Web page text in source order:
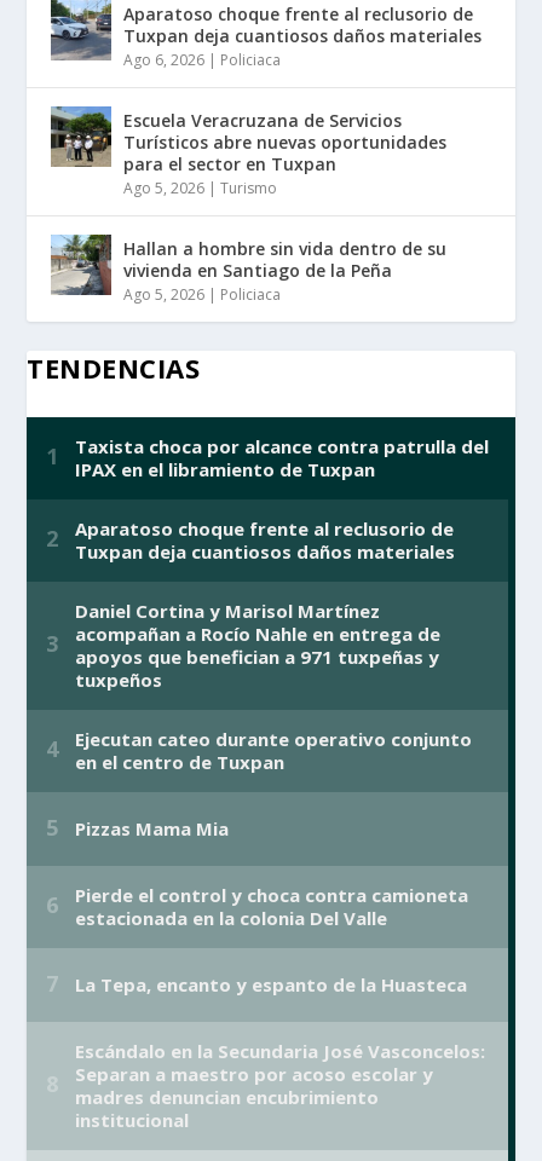
Aparatoso choque frente al reclusorio de
Tuxpan deja cuantiosos daños materiales
Ago 6, 2026 | Policiaca
Escuela Veracruzana de Servicios
Turísticos abre nuevas oportunidades
para el sector en Tuxpan
Ago 5, 2026 |Turismo
Hallan a hombre sin vida dentro de su
vivienda en Santiago de la Peña
Ago 5, 2026 | Policiaca
TENDENCIAS